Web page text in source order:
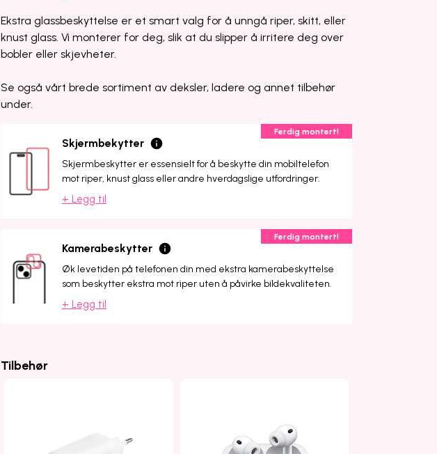
Ekstra glassbeskyttelse er et smart valg for å unngå riper, skitt, eller
knust glass. Vi monterer for deg, slik at du slipper å irritere deg over
bobler eller skjevheter.
Se også vårt brede sortiment av deksler, ladere og annet tilbehør
under.
Skjermbekytter
Skjermbeskytter er essensielt for å beskytte din mobiltelefon
mot riper, knust glass eller andre hverdagslige utfordringer.
Ferdig montert!
+ Legg til
Kamerabeskytter
Øk levetiden på telefonen din med ekstra kamerabeskyttelse
som beskytter ekstra mot riper uten å påvirke bildekvaliteten.
Ferdig montert!
+ Legg til
Tilbehør